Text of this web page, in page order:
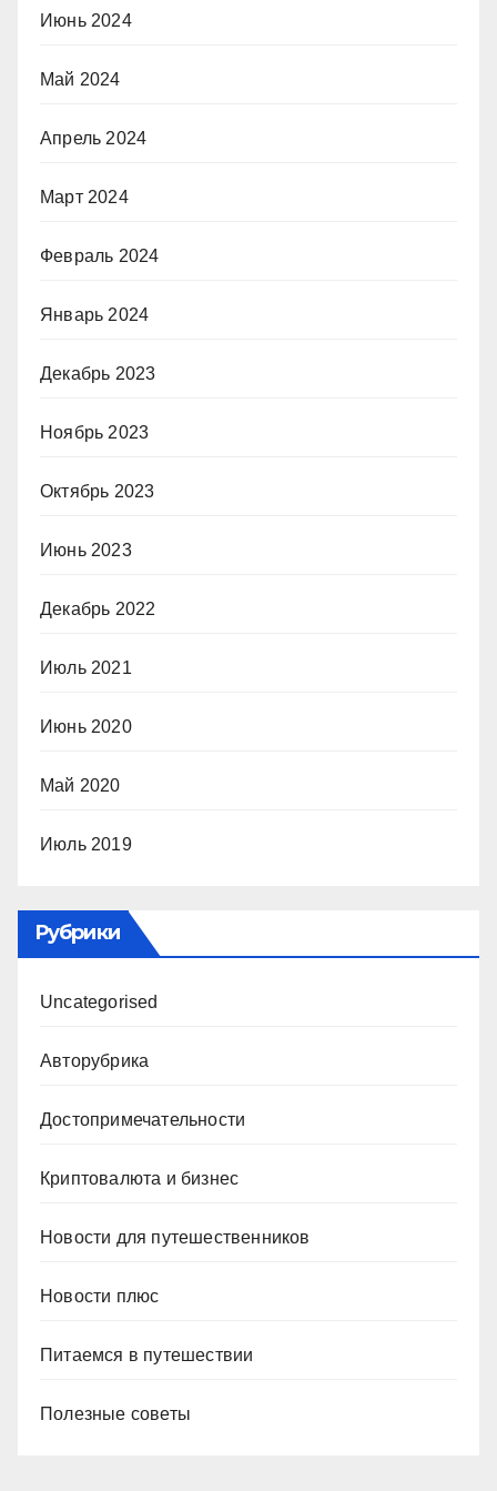
Июнь 2024
Май 2024
Апрель 2024
Март 2024
Февраль 2024
Январь 2024
Декабрь 2023
Ноябрь 2023
Октябрь 2023
Июнь 2023
Декабрь 2022
Июль 2021
Июнь 2020
Май 2020
Июль 2019
Рубрики
Uncategorised
Авторубрика
Достопримечательности
Криптовалюта и бизнес
Новости для путешественников
Новости плюс
Питаемся в путешествии
Полезные советы